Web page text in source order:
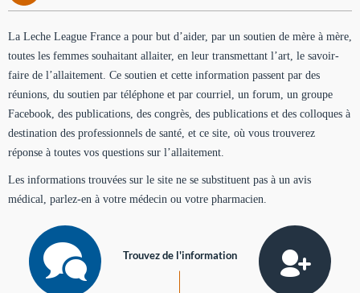
La Leche League France a pour but d’aider, par un soutien de mère à mère,
toutes les femmes souhaitant allaiter, en leur transmettant l’art, le savoir-
faire de l’allaitement. Ce soutien et cette information passent par des
réunions, du soutien par téléphone et par courriel, un forum, un groupe
Facebook, des publications, des congrès, des publications et des colloques à
destination des professionnels de santé, et ce site, où vous trouverez
réponse à toutes vos questions sur l’allaitement.
Les informations trouvées sur le site ne se substituent pas à un avis
médical, parlez-en à votre médecin ou votre pharmacien.
Trouvez de l'information